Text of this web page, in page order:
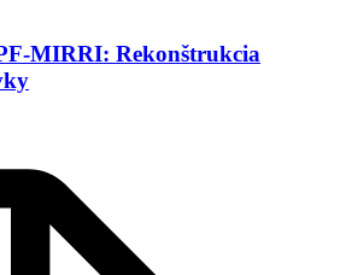
MIRRI: Rekonštrukcia